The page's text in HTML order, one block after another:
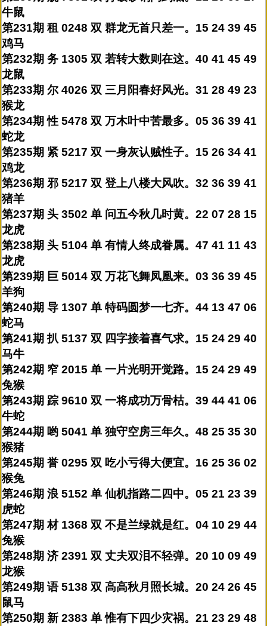
牛鼠
第231期 租 0248 双 群龙无首只差一。15 24 39 45
鸡马
第232期 务 1305 双 若转大数则在这。40 41 45 49
龙鼠
第233期 尔 4026 双 三月阳春好风光。31 28 49 23
猴龙
第234期 性 5478 双 万木叶中苦最多。05 36 39 41
蛇龙
第235期 紧 5217 双 一身灰认贼性子。15 26 34 41
鸡龙
第236期 邪 5217 双 登上八楼大风吹。32 36 39 41
猪羊
第237期 头 3502 单 问五今秋几时黄。22 07 28 15
龙虎
第238期 头 5104 单 有情人终成眷属。47 41 11 43
龙虎
第239期 巨 5014 双 万花飞舞凤凰来。03 36 39 45
羊狗
第240期 导 1307 单 特码圆梦一七齐。44 13 47 06
蛇马
第241期 扒 5137 双 四字接着喜气求。15 24 29 40
马牛
第242期 窄 2015 单 一片光明开觉路。15 24 29 49
兔猴
第243期 踪 9610 双 一将成功万骨枯。39 44 41 06
牛蛇
第244期 哟 5041 单 独守空房三年久。48 25 35 30
猴猪
第245期 誉 0295 双 吃小亏得大便宜。16 25 36 02
猴兔
第246期 浪 5152 单 仙机指路二四中。05 21 23 39
虎蛇
第247期 材 1368 双 不是兰绿就是红。04 10 29 44
兔猴
第248期 济 2391 双 丈夫双泪不轻弹。20 10 09 49
龙猴
第249期 语 5138 双 高高秋月照长城。20 24 26 45
鼠马
第250期 新 2383 单 惟有下四少灾祸。21 23 29 48